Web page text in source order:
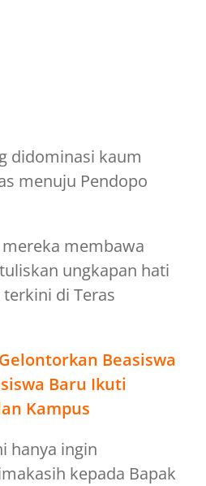
didominasi kaum
menuju Pendopo
membawa
ungkapan hati
di Teras
Beasiswa
Baru Ikuti
Kampus
hanya ingin
kepada Bapak